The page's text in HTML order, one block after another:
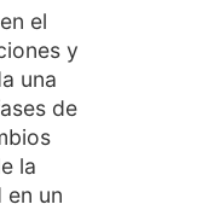
el
y
una
de
la
un